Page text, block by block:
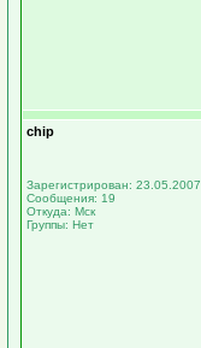
chip
Зарегистрирован: 23.05.2007
Сообщения: 19
Откуда: Мск
Группы: Нет